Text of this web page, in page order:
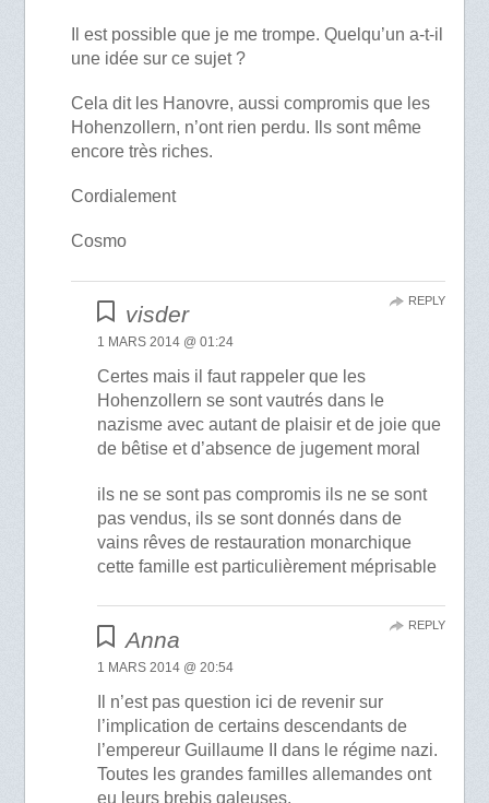
Il est possible que je me trompe. Quelqu’un a-t-il
une idée sur ce sujet ?
Cela dit les Hanovre, aussi compromis que les
Hohenzollern, n’ont rien perdu. Ils sont même
encore très riches.
Cordialement
Cosmo
visder
1 MARS 2014 @ 01:24
Certes mais il faut rappeler que les
Hohenzollern se sont vautrés dans le
nazisme avec autant de plaisir et de joie que
de bêtise et d’absence de jugement moral
ils ne se sont pas compromis ils ne se sont
pas vendus, ils se sont donnés dans de
vains rêves de restauration monarchique
cette famille est particulièrement méprisable
REPLY
Anna
1 MARS 2014 @ 20:54
Il n’est pas question ici de revenir sur
l’implication de certains descendants de
l’empereur Guillaume II dans le régime nazi.
Toutes les grandes familles allemandes ont
eu leurs brebis galeuses.
REPLY